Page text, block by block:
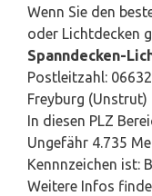
Wenn Sie den
oder Lichtdecken
Spanndecken-
Postleitzahl:
Freyburg (Unstrut)
In diesen PLZ
Ungefähr 4.735
Kennnzeichen ist:
Weitere Infos